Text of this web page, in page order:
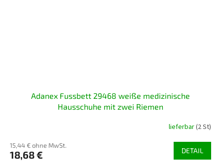
Adanex Fussbett 29468 weiße medizinische
Hausschuhe mit zwei Riemen
lieferbar(2 St)
15,44 € ohne MwSt.
18,68 € DETAIL